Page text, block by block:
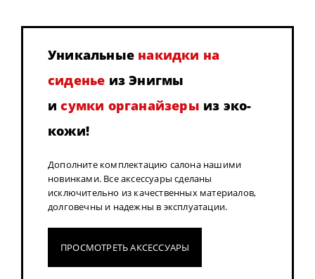
Уникальные накидки на
сиденье из Энигмы
исумки органайзеры из эко-
кожи!
Дополните комплектацию салона нашими
новинками. Все аксессуары сделаны
исключительно из качественных материалов,
долговечны и надежны в эксплуатации.
ПРОСМОТРЕТЬ АКСЕССУАРЫ